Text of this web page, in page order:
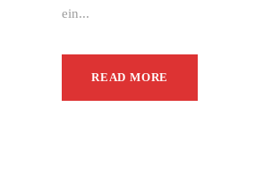
ein...
READ MORE